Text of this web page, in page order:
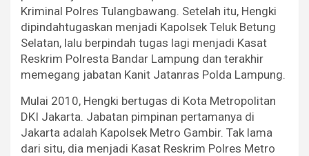
Kriminal Polres Tulangbawang. Setelah itu, Hengki
dipindahtugaskan menjadi Kapolsek Teluk Betung
Selatan, lalu berpindah tugas lagi menjadi Kasat
Reskrim Polresta Bandar Lampung dan terakhir
memegang jabatan Kanit Jatanras Polda Lampung.
Mulai 2010, Hengki bertugas di Kota Metropolitan
DKI Jakarta. Jabatan pimpinan pertamanya di
Jakarta adalah Kapolsek Metro Gambir. Tak lama
dari situ, dia menjadi Kasat Reskrim Polres Metro